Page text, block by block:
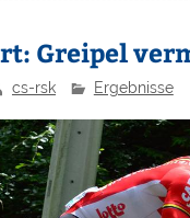
Greipel
cs-rsk Ergebnisse